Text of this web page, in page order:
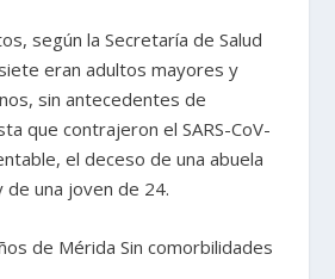
según la Secretaría de Salud
eran adultos mayores y
sin antecedentes de
que contrajeron el SARS-CoV-
el deceso de una abuela
de una joven de 24.
de Mérida Sin comorbilidades